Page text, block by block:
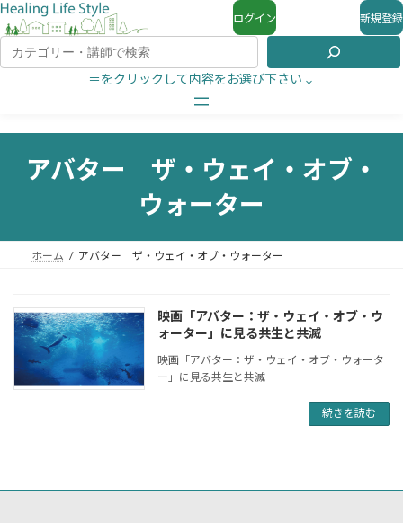
ログイン 新規登録
＝をクリックして内容をお選び下さい↓
アバター ザ・ウェイ・オブ・
ウォーター
ホーム アバター ザ・ウェイ・オブ・ウォーター
映画「アバター：ザ・ウェイ・オブ・ウ
ォーター」に見る共生と共滅
映画「アバター：ザ・ウェイ・オブ・ウォータ
ー」に見る共生と共滅
続きを読む